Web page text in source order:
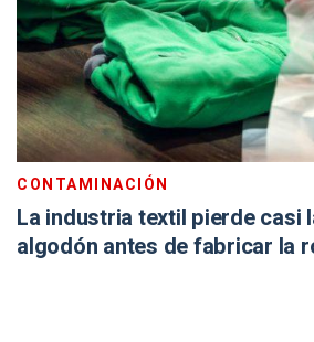
CONTAMINACIÓN
La industria textil pierde casi
algodón antes de fabricar la